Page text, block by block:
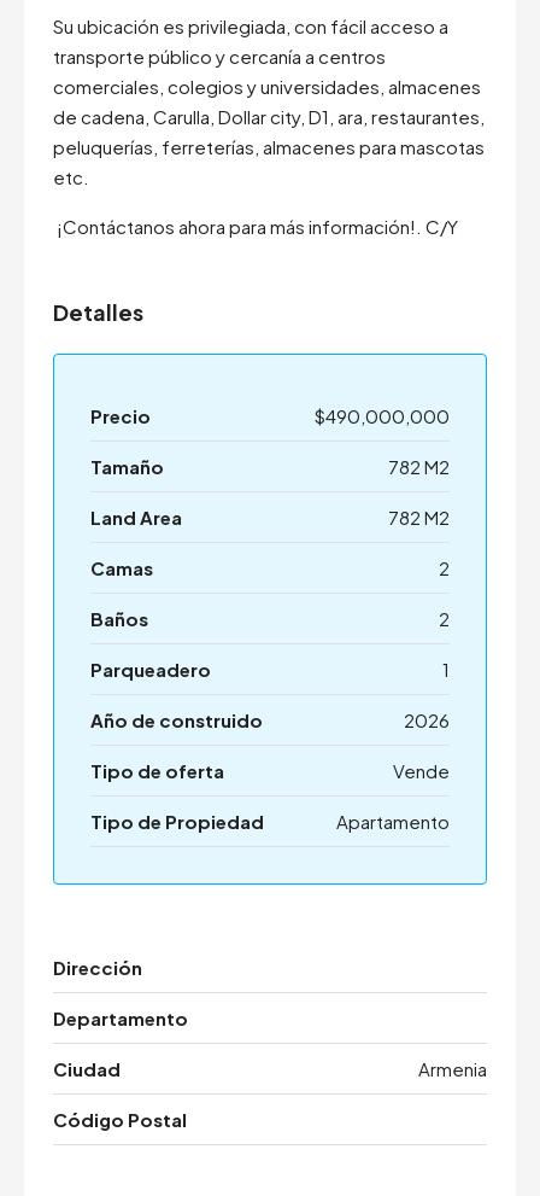
Su ubicación es privilegiada, con fácil acceso a
transporte público y cercanía a centros
comerciales, colegios y universidades, almacenes
de cadena, Carulla, Dollar city, D1, ara, restaurantes,
peluquerías, ferreterías, almacenes para mascotas
etc.
¡Contáctanos ahora para más información!. C/Y
Detalles
Precio $490,000,000
Tamaño 782 M2
Land Area 782 M2
Camas 2
Baños 2
Parqueadero 1
Año de construido 2026
Tipo de oferta Vende
Tipo de Propiedad Apartamento
Dirección
Departamento
Ciudad Armenia
Código Postal